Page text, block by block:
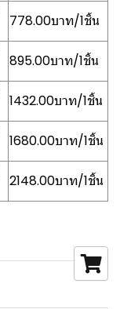
778.00บาท/1ชิ้น
895.00บาท/1ชิ้น
1432.00บาท/1ชิ้น
1680.00บาท/1ชิ้น
2148.00บาท/1ชิ้น